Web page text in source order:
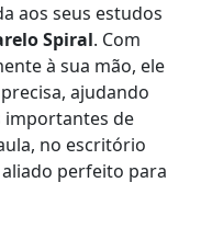
aos seus estudos
Spiral. Com
à sua mão, ele
ajudando
importantes de
no escritório
aliado perfeito para